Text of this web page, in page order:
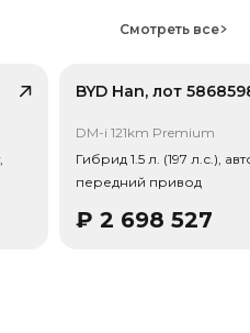
Мы на связи 24/7.
без учета пошлин и
Смотреть все
BYD Han, лот
DM-i 121km Premium
Гибрид 1.5 л. (197 л.с.),
передний привод
₽ 2 698 527